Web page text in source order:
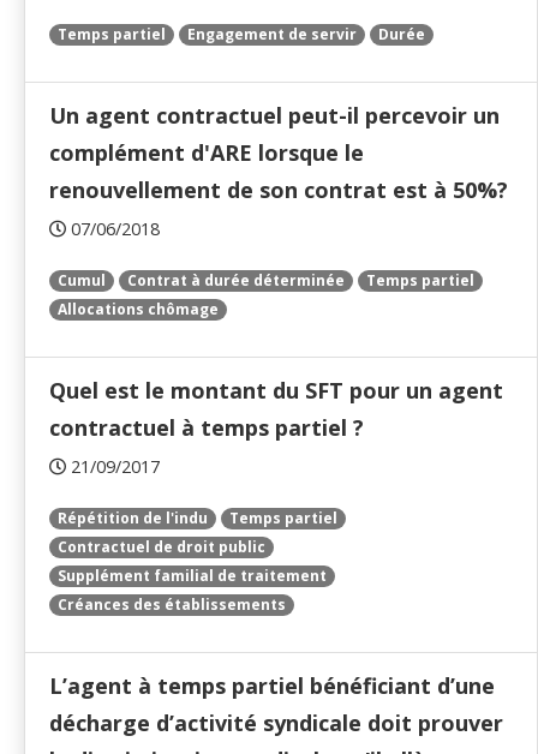
Temps partiel Engagement de servir Durée
Un agent contractuel peut-il percevoir un
complément d'ARE lorsque le
renouvellement de son contrat est à 50%?
07/06/2018
Cumul Contrat à durée déterminée
Temps partiel
Allocations chômage
Quel est le montant du SFT pour un agent
contractuel à temps partiel ?
21/09/2017
Répétition de l'indu
Temps partiel
Contractuel de droit public
Supplément familial de traitement
Créances des établissements
L’agent à temps partiel bénéficiant d’une
décharge d’activité syndicale doit prouver